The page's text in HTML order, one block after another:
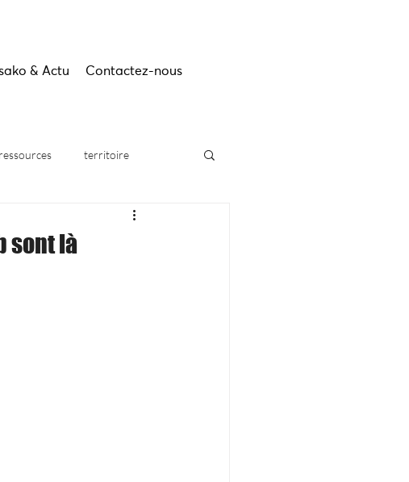
& Actu Contactez-nous
ressources territoire
sont là